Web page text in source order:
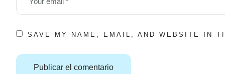
SAVE MY NAME, EMAIL, AND WEBSITE IN